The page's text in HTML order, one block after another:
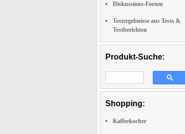
Diskussions-Forum
Testergebnisse aus Tests &
Testberichten
Produkt-Suche:
Shopping:
Kaffeekocher